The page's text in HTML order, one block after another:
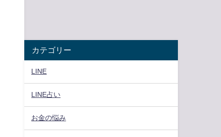
カテゴリー
LINE
LINE占い
お金の悩み